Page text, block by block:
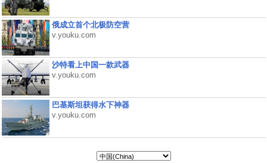
俄成立首个北极防空营
v.youku.com
沙特看上中国一款武器
v.youku.com
巴基斯坦获得水下神器
v.youku.com